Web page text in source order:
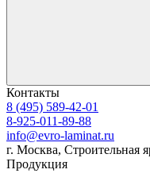
Контакты
8 (495) 589-42-01
8-925-011-89-88
info@evro-laminat.ru
г. Москва,
Продукция